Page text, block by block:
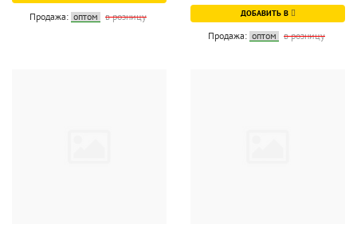
Продажа: оптом в розницу ДОБАВИТЬ В
Продажа: оптом в розницу